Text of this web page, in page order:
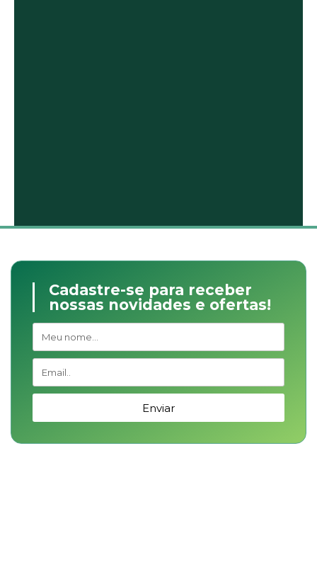
Cadastre-se para receber
nossas novidades e ofertas!
Enviar